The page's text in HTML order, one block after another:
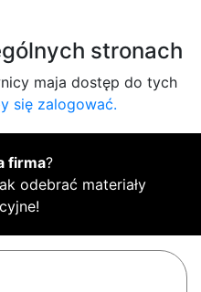
stronach
maja dostęp do tych
się zalogować.
firma?
odebrać materiały